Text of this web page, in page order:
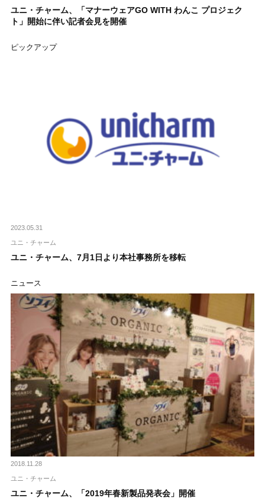
ユニ・チャーム、「マナーウェアGO WITH わんこ プロジェク
ト」開始に伴い記者会見を開催
ピックアップ
2023.05.31
ユニ・チャーム
ユニ・チャーム、7月1日より本社事務所を移転
ニュース
2018.11.28
ユニ・チャーム
ユニ・チャーム、「2019年春新製品発表会」開催